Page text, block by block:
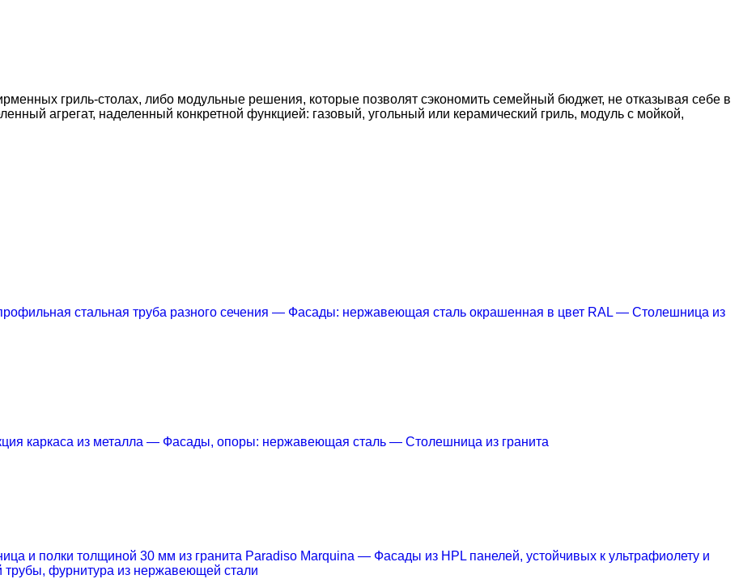
гриль-столах, либо модульные решения, которые позволят сэкономить семейный бюджет, не отказывая себе в
агрегат, наделенный конкретной функцией: газовый, угольный или керамический гриль, модуль с мойкой,
стальная труба разного сечения — Фасады: нержавеющая сталь окрашенная в цвет RAL — Столешница из
каркаса из металла — Фасады, опоры: нержавеющая сталь — Столешница из гранита
и полки толщиной 30 мм из гранита Paradiso Marquina — Фасады из HPL панелей, устойчивых к ультрафиолету и
фурнитура из нержавеющей стали